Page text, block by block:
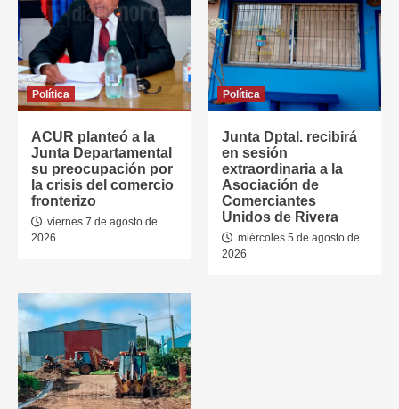
Política
ACUR planteó a la
Junta Departamental
su preocupación por
la crisis del comercio
fronterizo
viernes 7 de agosto de
2026
Política
Junta Dptal. recibirá
en sesión
extraordinaria a la
Asociación de
Comerciantes
Unidos de Rivera
miércoles 5 de agosto de
2026